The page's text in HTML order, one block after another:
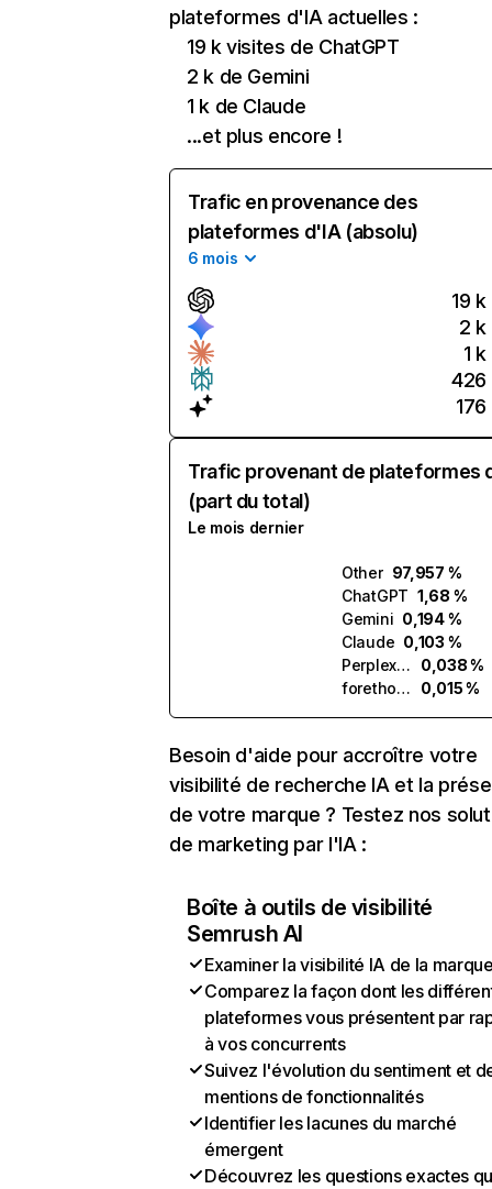
plateformes d'IA actuelles :
19 k visites de ChatGPT
2 k de Gemini
1 k de Claude
...et plus encore !
Trafic en provenance des
plateformes d'IA (absolu)
6 mois
19 k
2 k
1 k
426
176
Trafic provenant de plateformes
(part du total)
Le mois dernier
Other 97,957 %
ChatGPT 1,68 %
Gemini 0,194 %
Claude 0,103 %
Perplexity
0,038 %
forethought.ai
0,015 %
Besoin d'aide pour accroître votre
visibilité de recherche IA et la
de votre marque ? Testez nos
de marketing par l'IA :
Boîte à outils de visibilité
Semrush AI
Examiner la visibilité IA de la
Comparez la façon dont les
plateformes vous présentent par
à vos concurrents
Suivez l'évolution du sentiment et
mentions de fonctionnalités
Identifier les lacunes du marché
émergent
Découvrez les questions exactes